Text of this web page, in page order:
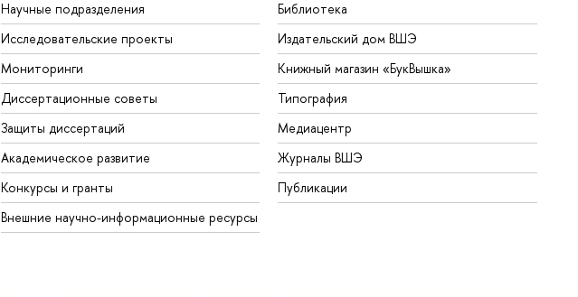
Научные подразделения
Исследовательские проекты
Мониторинги
Диссертационные советы
Защиты диссертаций
Академическое развитие
Конкурсы и гранты
Внешние научно-информационные ресурсы
Библиотека
Издательский дом ВШЭ
Книжный магазин «БукВышка»
Типография
Медиацентр
Журналы ВШЭ
Публикации